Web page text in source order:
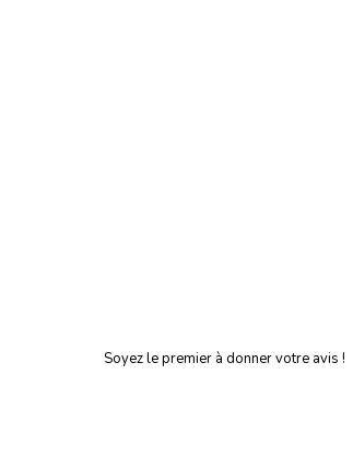
Soyez le premier à donner votre avis !